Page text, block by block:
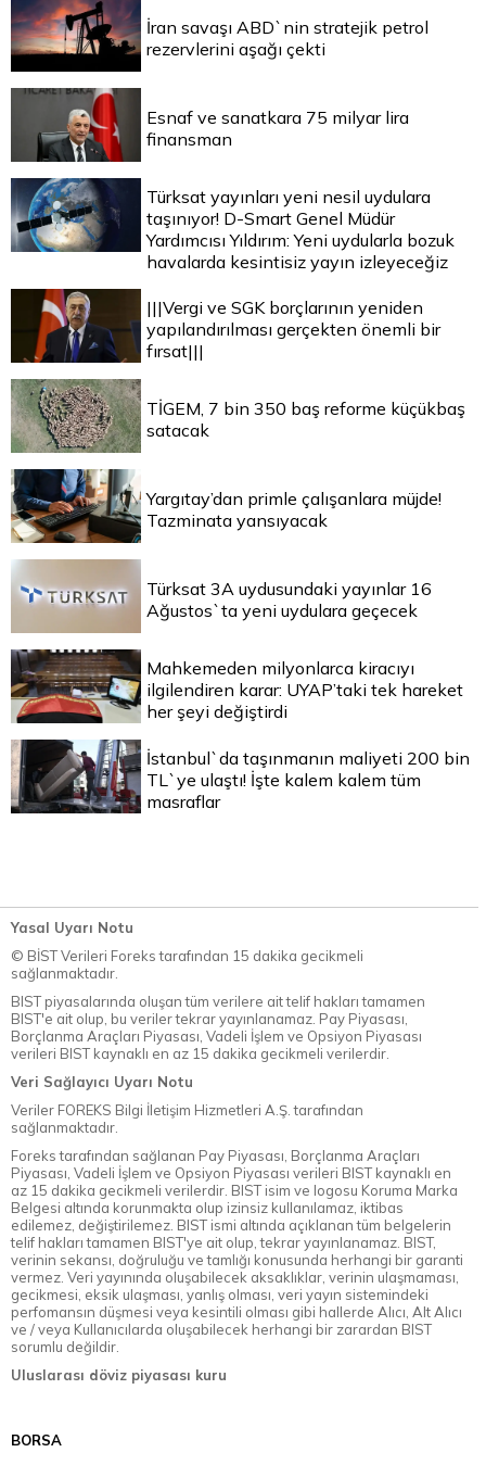
İran savaşı ABD`nin stratejik petrol
rezervlerini aşağı çekti
Esnaf ve sanatkara 75 milyar lira
finansman
Türksat yayınları yeni nesil uydulara
taşınıyor! D-Smart Genel Müdür
Yardımcısı Yıldırım: Yeni uydularla bozuk
havalarda kesintisiz yayın izleyeceğiz
|||Vergi ve SGK borçlarının yeniden
yapılandırılması gerçekten önemli bir
fırsat|||
TİGEM, 7 bin 350 baş reforme küçükbaş
satacak
Yargıtay’dan primle çalışanlara müjde!
Tazminata yansıyacak
Türksat 3A uydusundaki yayınlar 16
Ağustos`ta yeni uydulara geçecek
Mahkemeden milyonlarca kiracıyı
ilgilendiren karar: UYAP’taki tek hareket
her şeyi değiştirdi
İstanbul`da taşınmanın maliyeti 200 bin
TL`ye ulaştı! İşte kalem kalem tüm
masraflar
Yasal Uyarı Notu
© BİST Verileri Foreks tarafından 15 dakika gecikmeli
sağlanmaktadır.
BIST piyasalarında oluşan tüm verilere ait telif hakları tamamen
BIST'e ait olup, bu veriler tekrar yayınlanamaz. Pay Piyasası,
Borçlanma Araçları Piyasası, Vadeli İşlem ve Opsiyon Piyasası
verileri BIST kaynaklı en az 15 dakika gecikmeli verilerdir.
Veri Sağlayıcı Uyarı Notu
Veriler FOREKS Bilgi İletişim Hizmetleri A.Ş. tarafından
sağlanmaktadır.
Foreks tarafından sağlanan Pay Piyasası, Borçlanma Araçları
Piyasası, Vadeli İşlem ve Opsiyon Piyasası verileri BIST kaynaklı en
az 15 dakika gecikmeli verilerdir. BIST isim ve logosu Koruma Marka
Belgesi altında korunmakta olup izinsiz kullanılamaz, iktibas
edilemez, değiştirilemez. BIST ismi altında açıklanan tüm belgelerin
telif hakları tamamen BIST'ye ait olup, tekrar yayınlanamaz. BIST,
verinin sekansı, doğruluğu ve tamlığı konusunda herhangi bir garanti
vermez. Veri yayınında oluşabilecek aksaklıklar, verinin ulaşmaması,
gecikmesi, eksik ulaşması, yanlış olması, veri yayın sistemindeki
perfomansın düşmesi veya kesintili olması gibi hallerde Alıcı, Alt Alıcı
ve / veya Kullanıcılarda oluşabilecek herhangi bir zarardan BIST
sorumlu değildir.
Uluslarası döviz piyasası kuru
BORSA